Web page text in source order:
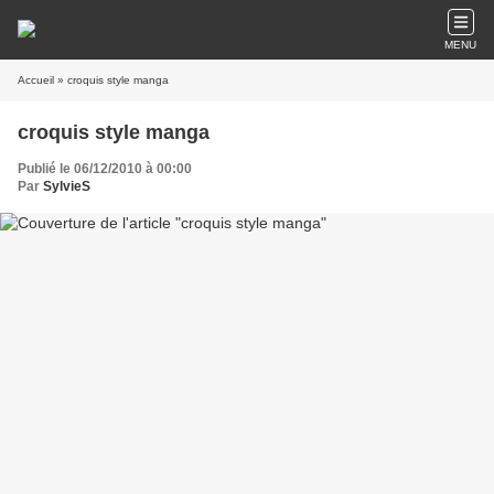
MENU
Accueil » croquis style manga
croquis style manga
Publié le 06/12/2010 à 00:00
Par SylvieS